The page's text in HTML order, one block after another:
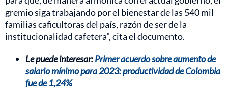
gremio siga trabajando por el bienestar de las 540 mil
familias caficultoras del país, razón de ser de la
institucionalidad cafetera", cita el documento.
Le puede interesar:Primer acuerdo sobre aumento de
salario mínimo para 2023: productividad de Colombia
fue de 1,24%